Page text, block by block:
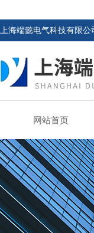
上海端懿电气科技有限公
网站首页